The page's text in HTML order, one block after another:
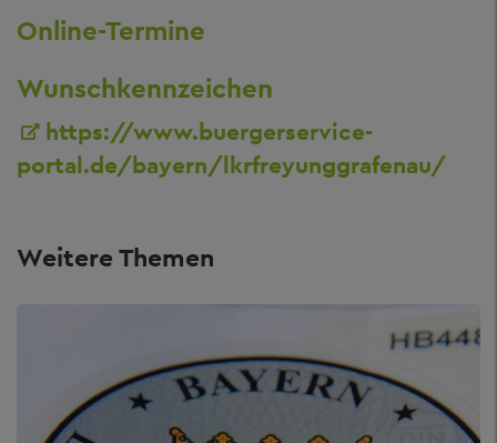
Online-Termine
Wunschkennzeichen
https://www.buergerservice-
portal.de/bayern/lkrfreyunggrafenau/
Weitere Themen